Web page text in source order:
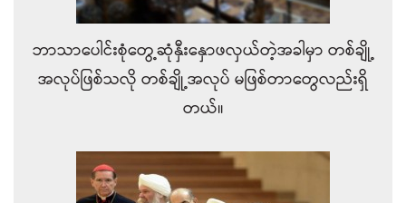
ဘာသာပေါင်းစုံတွေ့ဆုံနှီးနှောဖလှယ်တဲ့အခါမှာ တစ်ချို့
အလုပ်ဖြစ်သလို တစ်ချို့အလုပ် မဖြစ်တာတွေလည်းရှိ
တယ်။